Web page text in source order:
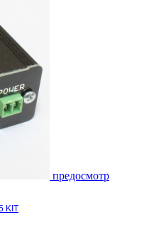
предосмотр
KIT